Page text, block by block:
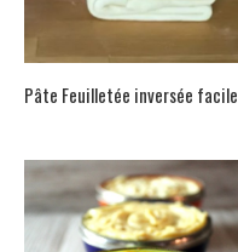
Pâte Feuilletée inversée facile